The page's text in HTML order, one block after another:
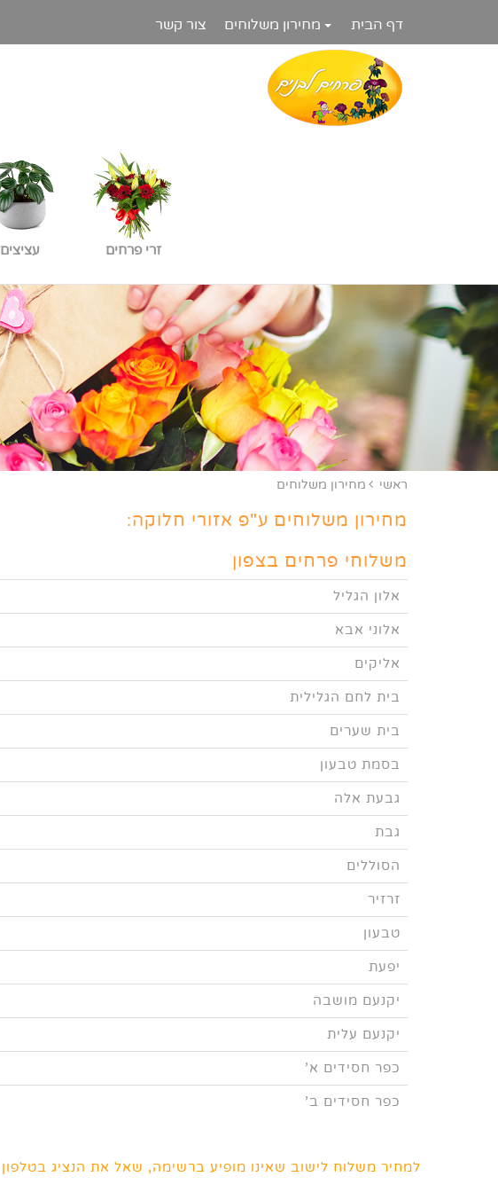
דף הבית מחירון משלוחים צור קשר
זרי פרחים עציצים
ראשי מחירון משלוחים
מחירון משלוחים ע"פ אזורי חלוקה:
משלוחי פרחים בצפון
אלון הגליל
אלוני אבא
אליקים
בית לחם הגלילית
בית שערים
בסמת טבעון
גבעת אלה
גבת
הסוללים
זרזיר
טבעון
יפעת
יקנעם מושבה
יקנעם עלית
כפר חסידים א'
כפר חסידים ב'
למחיר משלוח לישוב שאינו מופיע ברשימה, שאל את הנציג בטלפון